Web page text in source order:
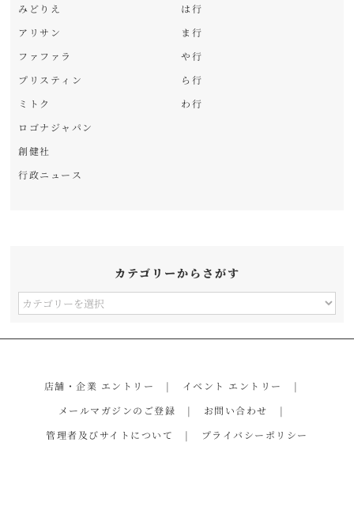
みどりえ
アリサン
ファファラ
プリスティン
ミトク
ロゴナジャパン
創健社
行政ニュース
は行
ま行
や行
ら行
わ行
カテゴリーからさがす
カ
店舗・企業 エントリー
イベント エントリー
メールマガジンのご登録
お問い合わせ
管理者及びサイトについて
プライバシーポリシー